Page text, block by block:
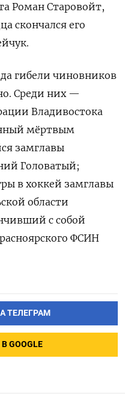
Роман Старовойт,
скончался его
гибели чиновников
Среди них —
Владивостока
мёртвым
замглавы
Головатый;
в хоккей замглавы
области
с собой
ФСИН
ТЕЛЕГРАМ
GOOGLE